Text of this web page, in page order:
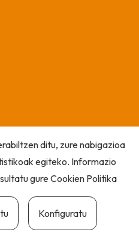
ditu, zure nabigazioa
egiteko. Informazio
gureCookien Politika
Konfiguratu